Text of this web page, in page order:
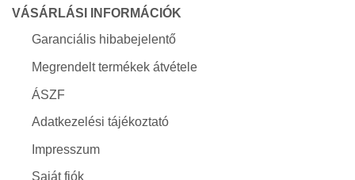
VÁSÁRLÁSI INFORMÁCIÓK
Garanciális hibabejelentő
Megrendelt termékek átvétele
ÁSZF
Adatkezelési tájékoztató
Impresszum
Saját fiók